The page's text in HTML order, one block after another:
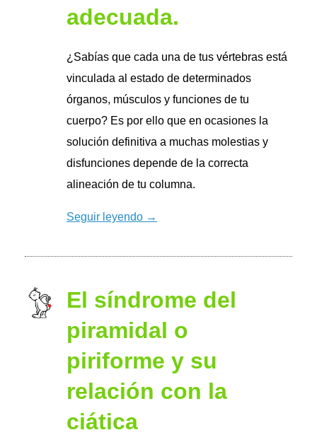
adecuada.
¿Sabías que cada una de tus vértebras está
vinculada al estado de determinados
órganos, músculos y funciones de tu
cuerpo? Es por ello que en ocasiones la
solución definitiva a muchas molestias y
disfunciones depende de la correcta
alineación de tu columna.
Seguir leyendo →
El síndrome del
piramidal o
piriforme y su
relación con la
ciática